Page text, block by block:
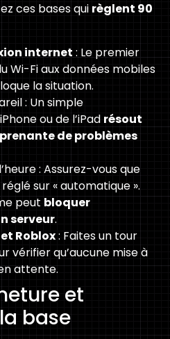
ces bases qui règlent 90
internet : Le premier
Wi-Fi aux données mobiles
la situation.
: Un simple
ou de l’iPad résout
de problèmes
: Assurez-vous que
sur « automatique ».
peut bloquer
serveur.
Roblox: Faites un tour
vérifier qu’aucune mise à
attente.
et
base